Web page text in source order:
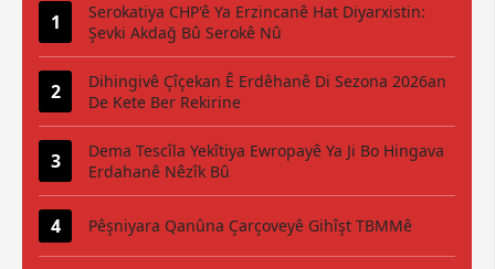
Serokatiya CHP'ê Ya Erzincanê Hat Diyarxistin:
Şevki Akdağ Bû Serokê Nû
Dihingivê Çîçekan Ê Erdêhanê Di Sezona 2026an
De Kete Ber Rekirine
Dema Tescîla Yekîtiya Ewropayê Ya Ji Bo Hingava
Erdahanê Nêzîk Bû
Pêşniyara Qanûna Çarçoveyê Gihîşt TBMMê